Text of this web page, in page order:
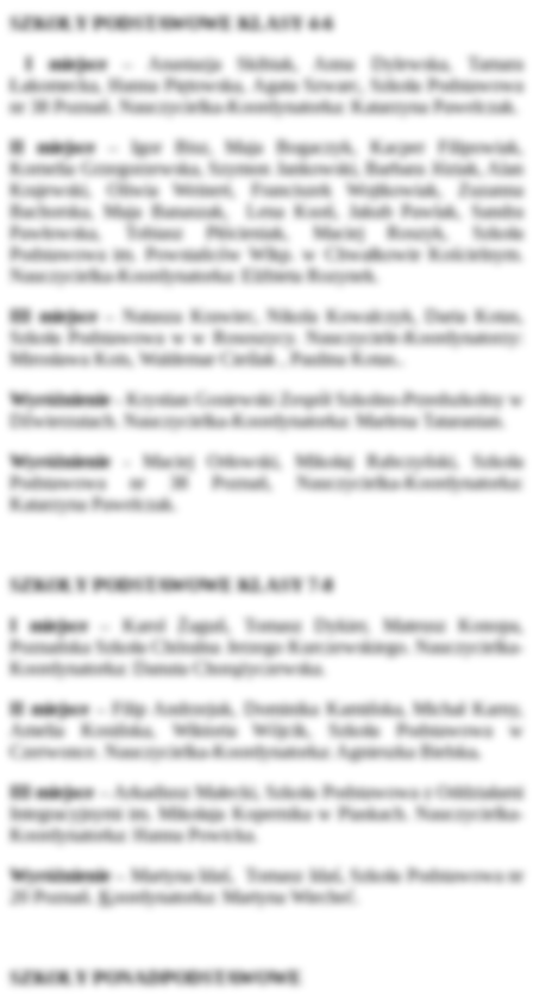
SZKOŁY PODSTAWOWE KLASY 4-6
I miejsce
– Anastazja Skibiak, Anna Dylewska, Tamara
Łakomecka, Hanna Piętowska, Agata Szwarc, Szkoła Podstawowa
nr 38 Poznań. Nauczycielka-Koordynatorka: Katarzyna Pawelczak.
II miejsce
– Igor Bisz, Maja Bogaczyk, Kacper Filipowiak,
Kornelia Grzegorzewska, Szymon Jankowski, Barbara Józiak, Alan
Krajewski, Oliwia Weinert, Franciszek Wojtkowiak, Zuzanna
Bachorska, Maja Banaszak, Lena Ksoń, Jakub Pawlak, Sandra
Pawłowska, Tobiasz Płócieniak, Maciej Roszyk, Szkoła
Podstawowa im. Powstańców Wlkp. w Chwałkowie Kościelnym.
Nauczycielka-Koordynatorka: Elżbieta Rozynek.
III miejsce
– Natasza Krawiec, Nikola Kowalczyk, Daria Kotas,
Szkoła Podstawowa w w Rososzycy. Nauczyciele-Koordynatorzy:
Mirosława Kois, Waldemar Cieślak , Paulina Kotas..
Wyróżnienie- Krystian Gosiewski Zespół Szkolno-Przedszkolny w
Dźwierzutach. Nauczycielka-Koordynatorka: Marlena Tataranian.
Wyróżnienie- Maciej Orłowski, Mikołaj Rabczyński, Szkoła
Podstawowa nr 38 Poznań, Nauczycielka-Koordynatorka:
Katarzyna Pawelczak.
SZKOŁY PODSTAWOWE KLASY 7-8
I miejsce
– Karol Żaguń, Tomasz Dykier, Mateusz Konopa,
Poznańska Szkoła Chóralna Jerzego Kurczewskiego. Nauczycielka-
Koordynatorka: Danuta Chorążyczewska.
II miejsce
– Filip Andrzejuk, Dominika Kamińska, Michał Karny,
Amelia Kosińska, Wiktoria Wójcik, Szkoła Podstawowa w
Czerwonce. Nauczycielka-Koordynatorka: Agnieszka Bielska.
III miejsce
– Arkadiusz Małecki, Szkoła Podstawowa z Oddziałami
Integracyjnymi im. Mikołaja Kopernika w Piaskach. Nauczycielka-
Koordynatorka: Hanna Powicka.
Wyróżnienie– Martyna Idaś, Tomasz Idaś, Szkoła Podstawowa nr
20 Poznań. Koordynatorka: Martyna Wiecheć.
SZKOŁY PONADPODSTAWOWE